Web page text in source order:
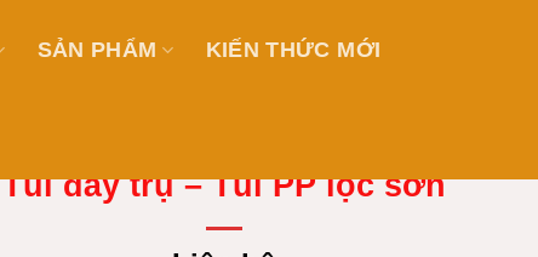
SẢN PHẨM KIẾN THỨC MỚI
Túi đáy trụ – Túi PP lọc sơn